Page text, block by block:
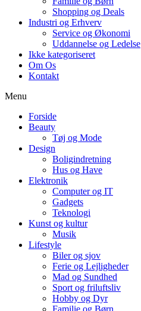
Shopping og Deals
Industri og Erhverv
Service og Økonomi
Uddannelse og Ledelse
Ikke kategoriseret
Om Os
Kontakt
Menu
Forside
Beauty
Tøj og Mode
Design
Boligindretning
Hus og Have
Elektronik
Computer og IT
Gadgets
Teknologi
Kunst og kultur
Musik
Lifestyle
Biler og sjov
Ferie og Lejligheder
Mad og Sundhed
Sport og friluftsliv
Hobby og Dyr
Familie og Børn